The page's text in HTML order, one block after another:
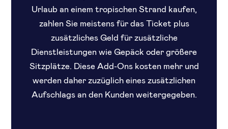
Urlaub an einem tropischen Strand kaufen,
zahlen Sie meistens für das Ticket plus
zusätzliches Geld für zusätzliche
Dienstleistungen wie Gepäck oder größere
Sitzplätze. Diese Add-Ons kosten mehr und
werden daher zuzüglich eines zusätzlichen
Aufschlags an den Kunden weitergegeben.